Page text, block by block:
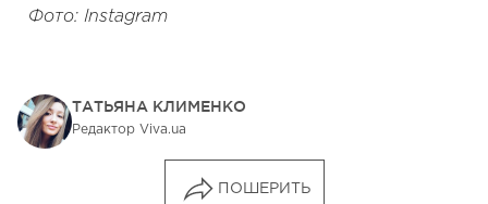
Фото: Instagram
ТАТЬЯНА КЛИМЕНКО
Редактор Viva.ua
ПОШЕРИТЬ